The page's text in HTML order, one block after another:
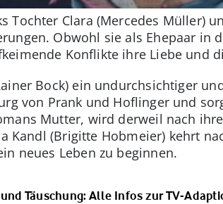
Tochter Clara (Mercedes Müller)
Obwohl sie als Ehepaar in
Konflikte ihre Liebe und
Bock) ein undurchsichtiger
von Prank und Hoflinger und
Mutter, wird derweil nach
Kandl (Brigitte Hobmeier) kehrt
neues Leben zu beginnen.
Täuschung: Alle Infos zur TV-